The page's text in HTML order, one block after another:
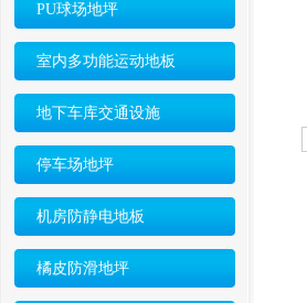
PU球场地坪
室内多功能运动地板
地下车库交通设施
停车场地坪
机房防静电地板
橘皮防滑地坪